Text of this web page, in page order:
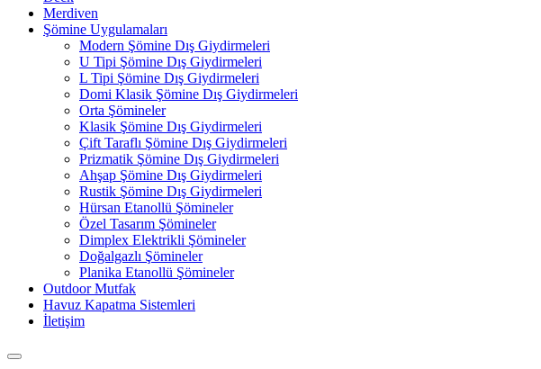
Merdiven
Şömine Uygulamaları
Modern Şömine Dış Giydirmeleri
U Tipi Şömine Dış Giydirmeleri
L Tipi Şömine Dış Giydirmeleri
Domi Klasik Şömine Dış Giydirmeleri
Orta Şömineler
Klasik Şömine Dış Giydirmeleri
Çift Taraflı Şömine Dış Giydirmeleri
Prizmatik Şömine Dış Giydirmeleri
Ahşap Şömine Dış Giydirmeleri
Rustik Şömine Dış Giydirmeleri
Hürsan Etanollü Şömineler
Özel Tasarım Şömineler
Dimplex Elektrikli Şömineler
Doğalgazlı Şömineler
Planika Etanollü Şömineler
Outdoor Mutfak
Havuz Kapatma Sistemleri
İletişim